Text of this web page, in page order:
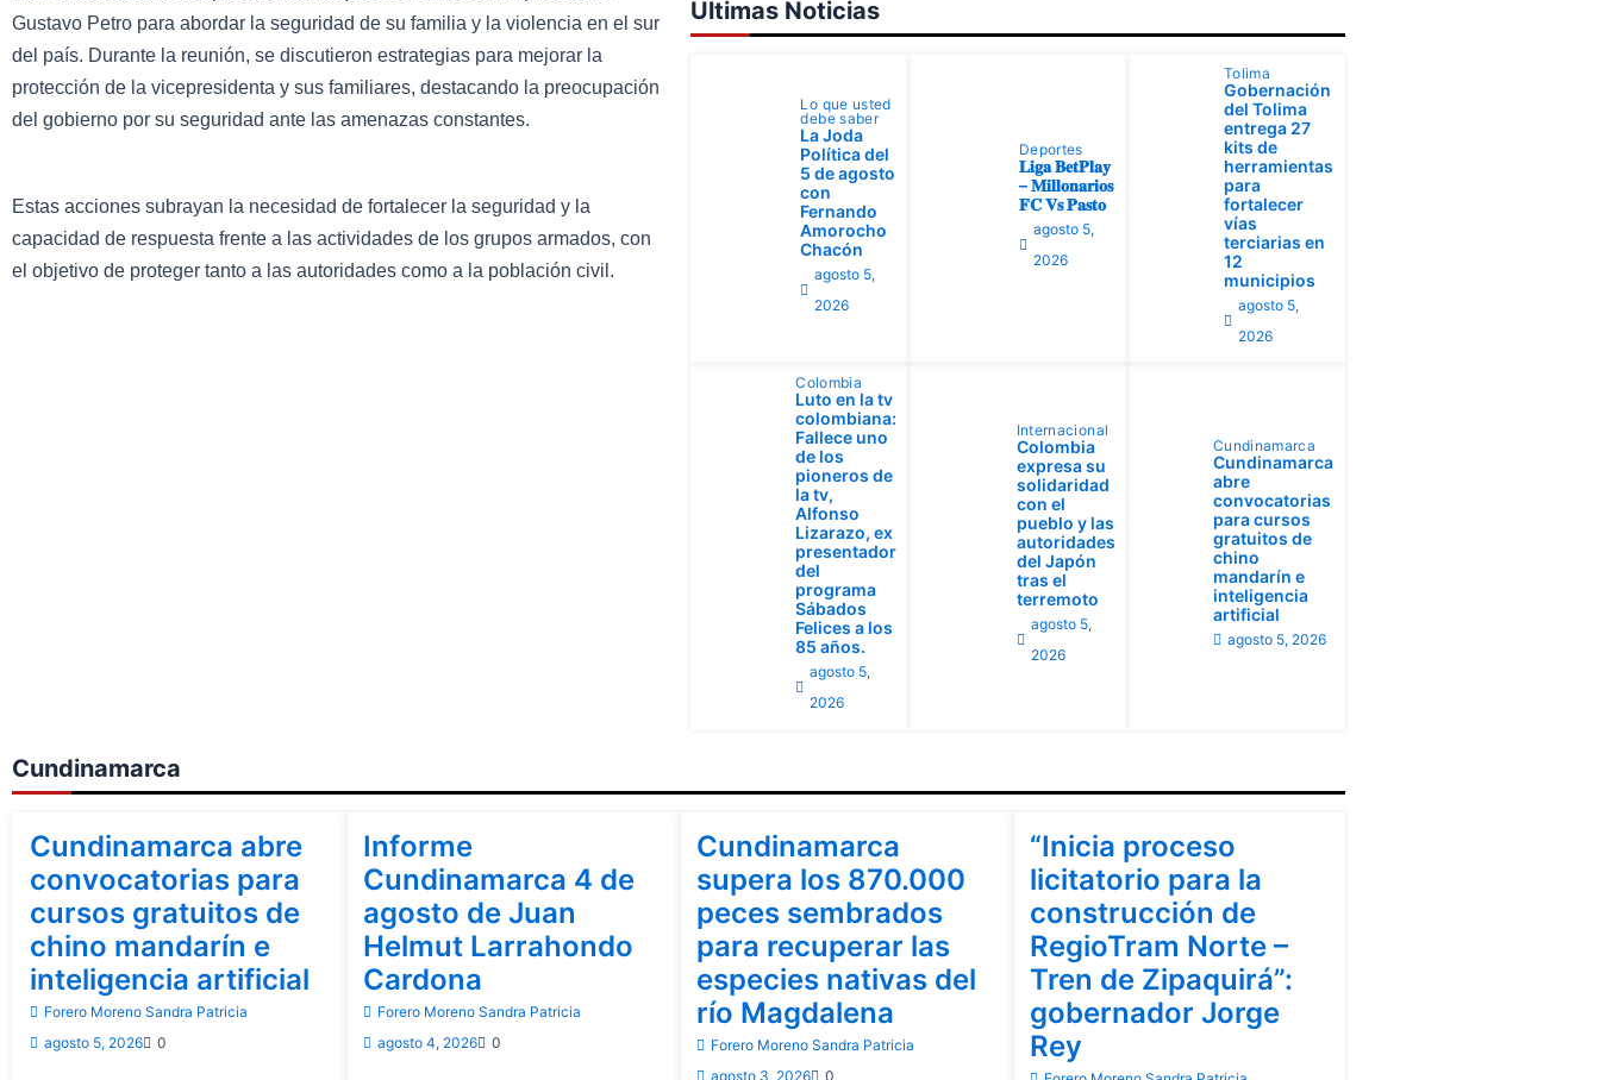
Gustavo Petro para abordar la seguridad de su familia y la violencia en el sur
del país. Durante la reunión, se discutieron estrategias para mejorar la
protección de la vicepresidenta y sus familiares, destacando la preocupación
del gobierno por su seguridad ante las amenazas constantes.
Estas acciones subrayan la necesidad de fortalecer la seguridad y la
capacidad de respuesta frente a las actividades de los grupos armados, con
el objetivo de proteger tanto a las autoridades como a la población civil.
Ultimas Noticias
Lo que usted
debe saber
La Joda
Política del
5 de agosto
con
Fernando
Amorocho
Chacón
agosto 5,
2026
Deportes
𝐋𝐢𝐠𝐚 𝐁𝐞𝐭𝐏𝐥𝐚𝐲
– 𝐌𝐢𝐥𝐥𝐨𝐧𝐚𝐫𝐢𝐨𝐬
𝐅𝐂 𝐕𝐬 𝐏𝐚𝐬𝐭𝐨
agosto 5,
2026
Tolima
Gobernación
del Tolima
entrega 27
kits de
herramientas
para
fortalecer
vías
terciarias en
12
municipios
agosto 5,
2026
Colombia
Luto en la tv
colombiana:
Fallece uno
de los
pioneros de
la tv,
Alfonso
Lizarazo, ex
presentador
del
programa
Sábados
Felices a los
85 años.
agosto 5,
2026
Internacional
Colombia
expresa su
solidaridad
con el
pueblo y las
autoridades
del Japón
tras el
terremoto
agosto 5,
2026
Cundinamarca
Cundinamarca
abre
convocatorias
para cursos
gratuitos de
chino
mandarín e
inteligencia
artificial
agosto 5, 2026
Cundinamarca
Cundinamarca
Cundinamarca abre
convocatorias para
cursos gratuitos de
chino mandarín e
inteligencia artificial
Forero Moreno Sandra Patricia
agosto 5, 2026
0
Informe
Cundinamarca 4 de
agosto de Juan
Helmut Larrahondo
Cardona
Forero Moreno Sandra Patricia
agosto 4, 2026
0
Cundinamarca
supera los 870.000
peces sembrados
para recuperar las
especies nativas del
río Magdalena
Forero Moreno Sandra Patricia
agosto 3, 2026
0
“Inicia proceso
licitatorio para la
construcción de
RegioTram Norte –
Tren de Zipaquirá”:
gobernador Jorge
Rey